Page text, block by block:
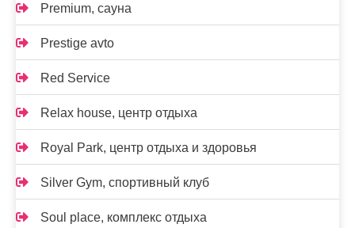
Premium, сауна
Prestige avto
Red Service
Relax house, центр отдыха
Royal Park, центр отдыха и здоровья
Silver Gym, спортивный клуб
Soul place, комплекс отдыха